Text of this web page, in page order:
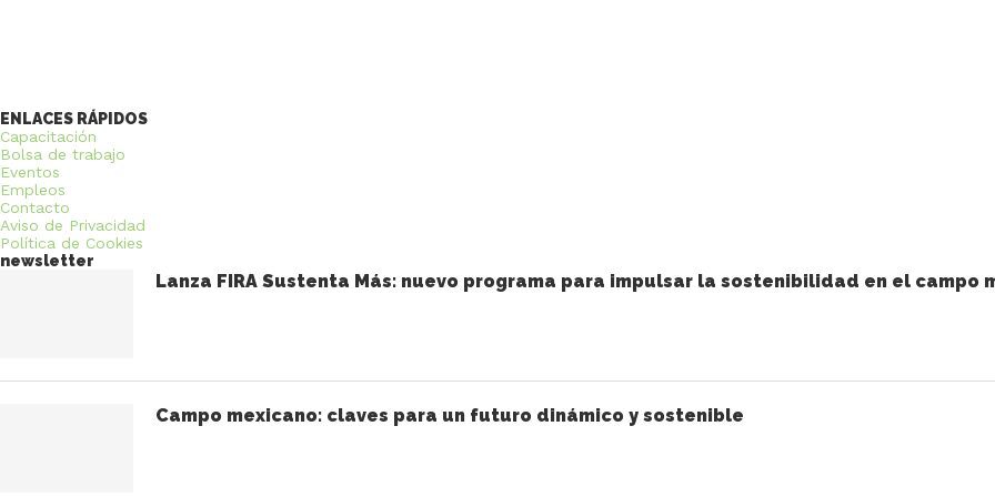
ENLACES RÁPIDOS
Capacitación
Bolsa de trabajo
Eventos
Empleos
Contacto
Aviso de Privacidad
Política de Cookies
newsletter
Lanza FIRA Sustenta Más: nuevo programa para impulsar la sostenibilidad en el campo
Campo mexicano: claves para un futuro dinámico y sostenible